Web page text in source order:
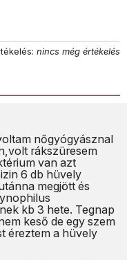
nincs még értékelés
nőgyógyásznal
rákszüresem
van azt
6 db hüvely
megjött és
kb 3 hete. Tegnap
keső de egy szem
éreztem a hüvely